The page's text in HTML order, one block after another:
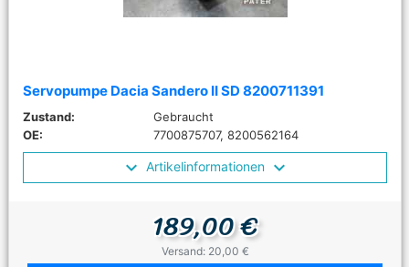
Servopumpe Dacia Sandero II SD 8200711391
Zustand:
Gebraucht
OE:
7700875707, 8200562164
Artikelinformationen
189,00 €
Versand: 20,00 €